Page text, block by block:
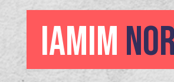
IAMIM